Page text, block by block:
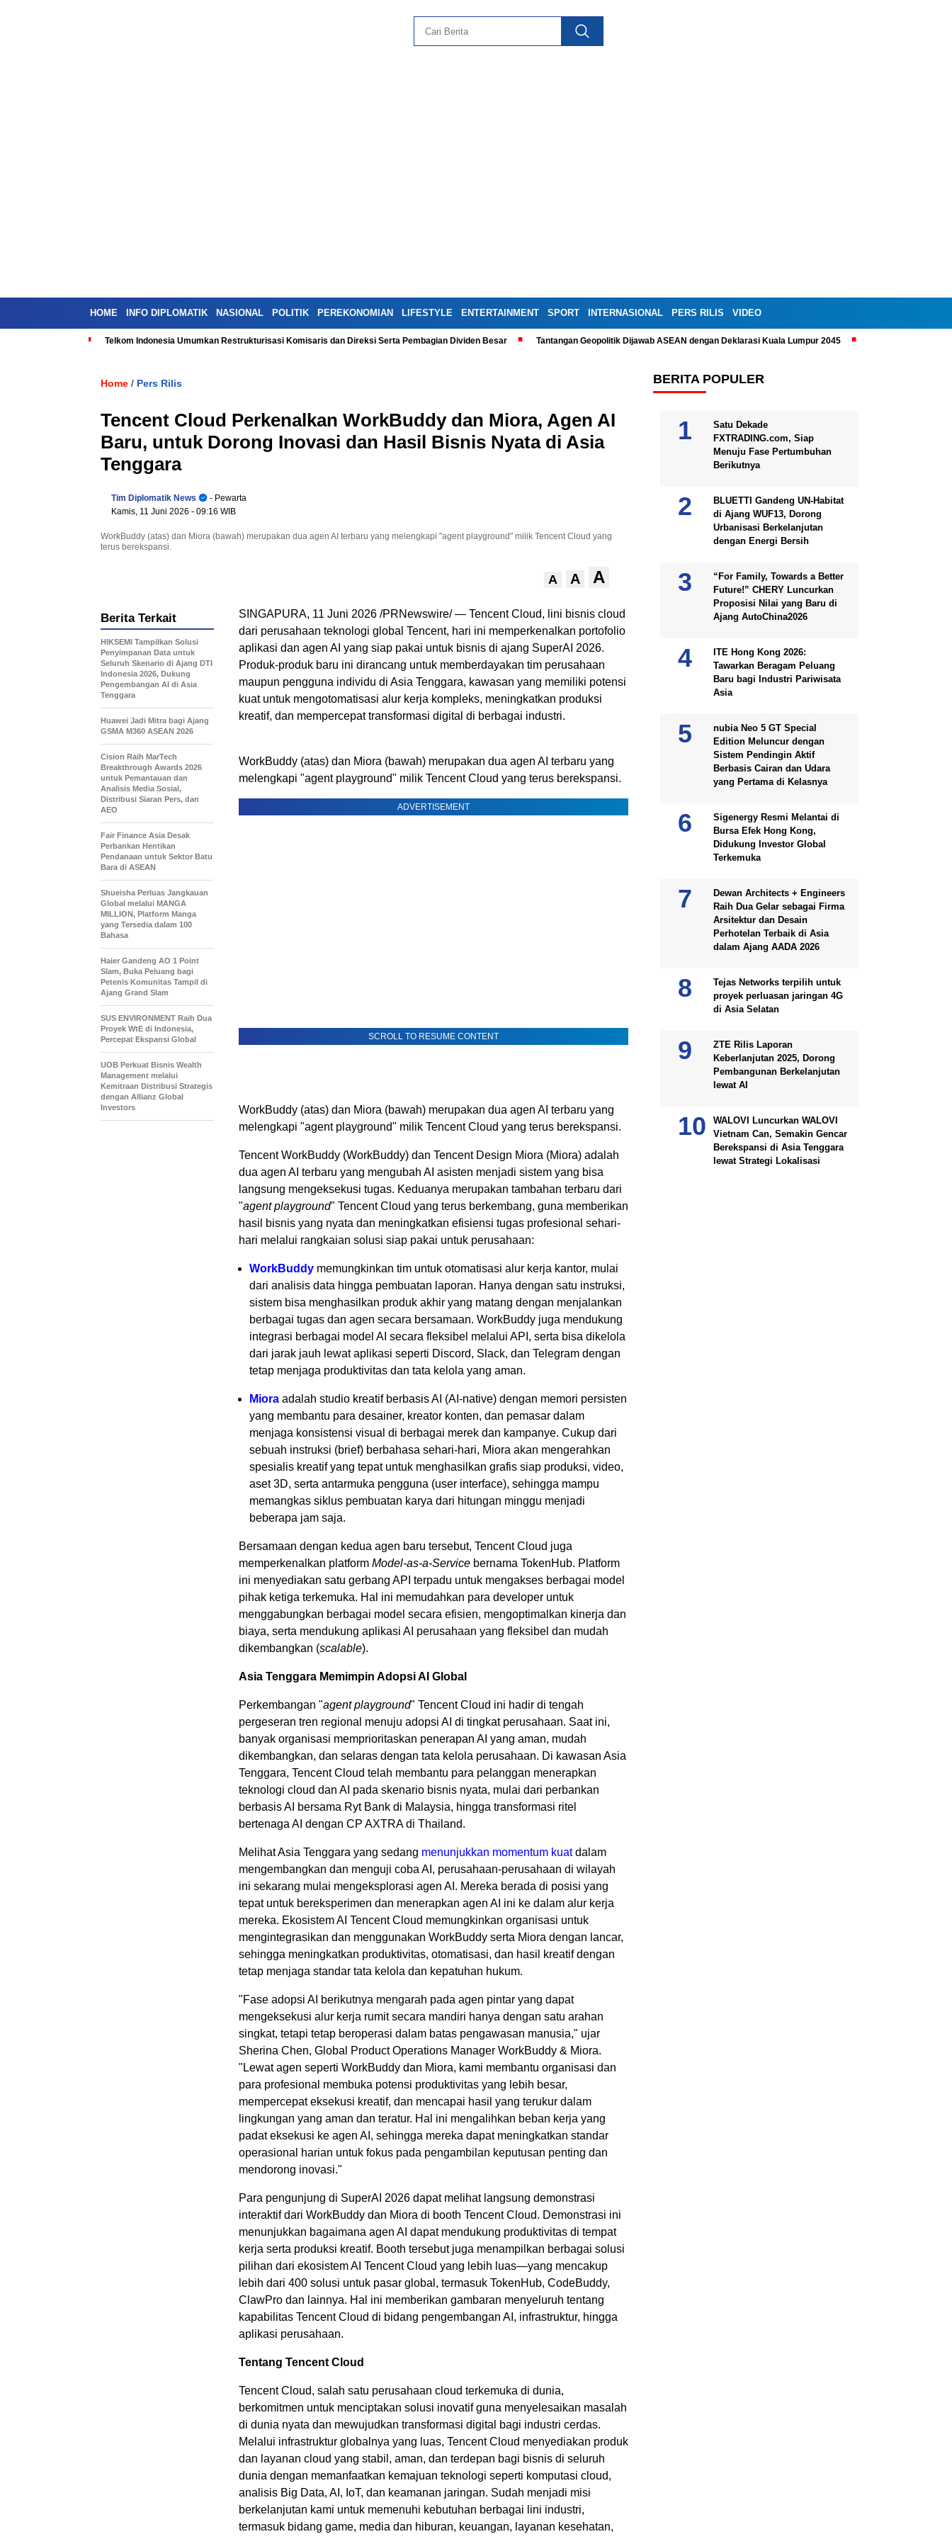
HOME INFO DIPLOMATIK NASIONAL POLITIK PEREKONOMIAN LIFESTYLE ENTERTAINMENT SPORT INTERNASIONAL PERS RILIS VIDEO
Telkom Indonesia Umumkan Restrukturisasi Komisaris dan Direksi Serta Pembagian Dividen Besar Tantangan Geopolitik Dijawab ASEAN dengan Deklarasi Kuala Lumpur 2045
Home / Pers Rilis
Tencent Cloud Perkenalkan WorkBuddy dan Miora, Agen AI
Baru, untuk Dorong Inovasi dan Hasil Bisnis Nyata di Asia
Tenggara
Tim Diplomatik News
- Pewarta
Kamis, 11 Juni 2026 - 09:16 WIB
WorkBuddy (atas) dan Miora (bawah) merupakan dua agen AI terbaru yang melengkapi "agent playground" milik Tencent Cloud yang
terus berekspansi.
A A A
SINGAPURA, 11 Juni 2026 /PRNewswire/ — Tencent Cloud, lini bisnis cloud
dari perusahaan teknologi global Tencent, hari ini memperkenalkan portofolio
aplikasi dan agen AI yang siap pakai untuk bisnis di ajang SuperAI 2026.
Produk-produk baru ini dirancang untuk memberdayakan tim perusahaan
maupun pengguna individu di Asia Tenggara, kawasan yang memiliki potensi
kuat untuk mengotomatisasi alur kerja kompleks, meningkatkan produksi
kreatif, dan mempercepat transformasi digital di berbagai industri.
WorkBuddy (atas) dan Miora (bawah) merupakan dua agen AI terbaru yang
melengkapi "agent playground" milik Tencent Cloud yang terus berekspansi.
ADVERTISEMENT
SCROLL TO RESUME CONTENT
WorkBuddy (atas) dan Miora (bawah) merupakan dua agen AI terbaru yang
melengkapi "agent playground" milik Tencent Cloud yang terus berekspansi.
Tencent WorkBuddy (WorkBuddy) dan Tencent Design Miora (Miora) adalah
dua agen AI terbaru yang mengubah AI asisten menjadi sistem yang bisa
langsung mengeksekusi tugas. Keduanya merupakan tambahan terbaru dari
"agent playground" Tencent Cloud yang terus berkembang, guna memberikan
hasil bisnis yang nyata dan meningkatkan efisiensi tugas profesional sehari-
hari melalui rangkaian solusi siap pakai untuk perusahaan:
WorkBuddy memungkinkan tim untuk otomatisasi alur kerja kantor, mulai
dari analisis data hingga pembuatan laporan. Hanya dengan satu instruksi,
sistem bisa menghasilkan produk akhir yang matang dengan menjalankan
berbagai tugas dan agen secara bersamaan. WorkBuddy juga mendukung
integrasi berbagai model AI secara fleksibel melalui API, serta bisa dikelola
dari jarak jauh lewat aplikasi seperti Discord, Slack, dan Telegram dengan
tetap menjaga produktivitas dan tata kelola yang aman.
Miora adalah studio kreatif berbasis AI (AI-native) dengan memori persisten
yang membantu para desainer, kreator konten, dan pemasar dalam
menjaga konsistensi visual di berbagai merek dan kampanye. Cukup dari
sebuah instruksi (brief) berbahasa sehari-hari, Miora akan mengerahkan
spesialis kreatif yang tepat untuk menghasilkan grafis siap produksi, video,
aset 3D, serta antarmuka pengguna (user interface), sehingga mampu
memangkas siklus pembuatan karya dari hitungan minggu menjadi
beberapa jam saja.
Bersamaan dengan kedua agen baru tersebut, Tencent Cloud juga
memperkenalkan platform Model-as-a-Service bernama TokenHub. Platform
ini menyediakan satu gerbang API terpadu untuk mengakses berbagai model
pihak ketiga terkemuka. Hal ini memudahkan para developer untuk
menggabungkan berbagai model secara efisien, mengoptimalkan kinerja dan
biaya, serta mendukung aplikasi AI perusahaan yang fleksibel dan mudah
dikembangkan (scalable).
Asia Tenggara Memimpin Adopsi AI Global
Perkembangan "agent playground" Tencent Cloud ini hadir di tengah
pergeseran tren regional menuju adopsi AI di tingkat perusahaan. Saat ini,
banyak organisasi memprioritaskan penerapan AI yang aman, mudah
dikembangkan, dan selaras dengan tata kelola perusahaan. Di kawasan Asia
Tenggara, Tencent Cloud telah membantu para pelanggan menerapkan
teknologi cloud dan AI pada skenario bisnis nyata, mulai dari perbankan
berbasis AI bersama Ryt Bank di Malaysia, hingga transformasi ritel
bertenaga AI dengan CP AXTRA di Thailand.
Melihat Asia Tenggara yang sedang menunjukkan momentum kuatdalam
mengembangkan dan menguji coba AI, perusahaan-perusahaan di wilayah
ini sekarang mulai mengeksplorasi agen AI. Mereka berada di posisi yang
tepat untuk bereksperimen dan menerapkan agen AI ini ke dalam alur kerja
mereka. Ekosistem AI Tencent Cloud memungkinkan organisasi untuk
mengintegrasikan dan menggunakan WorkBuddy serta Miora dengan lancar,
sehingga meningkatkan produktivitas, otomatisasi, dan hasil kreatif dengan
tetap menjaga standar tata kelola dan kepatuhan hukum.
"Fase adopsi AI berikutnya mengarah pada agen pintar yang dapat
mengeksekusi alur kerja rumit secara mandiri hanya dengan satu arahan
singkat, tetapi tetap beroperasi dalam batas pengawasan manusia," ujar
Sherina Chen, Global Product Operations Manager WorkBuddy & Miora.
"Lewat agen seperti WorkBuddy dan Miora, kami membantu organisasi dan
para profesional membuka potensi produktivitas yang lebih besar,
mempercepat eksekusi kreatif, dan mencapai hasil yang terukur dalam
lingkungan yang aman dan teratur. Hal ini mengalihkan beban kerja yang
padat eksekusi ke agen AI, sehingga mereka dapat meningkatkan standar
operasional harian untuk fokus pada pengambilan keputusan penting dan
mendorong inovasi."
Para pengunjung di SuperAI 2026 dapat melihat langsung demonstrasi
interaktif dari WorkBuddy dan Miora di booth Tencent Cloud. Demonstrasi ini
menunjukkan bagaimana agen AI dapat mendukung produktivitas di tempat
kerja serta produksi kreatif. Booth tersebut juga menampilkan berbagai solusi
pilihan dari ekosistem AI Tencent Cloud yang lebih luas—yang mencakup
lebih dari 400 solusi untuk pasar global, termasuk TokenHub, CodeBuddy,
ClawPro dan lainnya. Hal ini memberikan gambaran menyeluruh tentang
kapabilitas Tencent Cloud di bidang pengembangan AI, infrastruktur, hingga
aplikasi perusahaan.
Tentang Tencent Cloud
Tencent Cloud, salah satu perusahaan cloud terkemuka di dunia,
berkomitmen untuk menciptakan solusi inovatif guna menyelesaikan masalah
di dunia nyata dan mewujudkan transformasi digital bagi industri cerdas.
Melalui infrastruktur globalnya yang luas, Tencent Cloud menyediakan produk
dan layanan cloud yang stabil, aman, dan terdepan bagi bisnis di seluruh
dunia dengan memanfaatkan kemajuan teknologi seperti komputasi cloud,
analisis Big Data, AI, IoT, dan keamanan jaringan. Sudah menjadi misi
berkelanjutan kami untuk memenuhi kebutuhan berbagai lini industri,
termasuk bidang game, media dan hiburan, keuangan, layanan kesehatan,
Berita Terkait
HIKSEMI Tampilkan Solusi
Penyimpanan Data untuk
Seluruh Skenario di Ajang DTI
Indonesia 2026, Dukung
Pengembangan AI di Asia
Tenggara
Huawei Jadi Mitra bagi Ajang
GSMA M360 ASEAN 2026
Cision Raih MarTech
Breakthrough Awards 2026
untuk Pemantauan dan
Analisis Media Sosial,
Distribusi Siaran Pers, dan
AEO
Fair Finance Asia Desak
Perbankan Hentikan
Pendanaan untuk Sektor Batu
Bara di ASEAN
Shueisha Perluas Jangkauan
Global melalui MANGA
MILLION, Platform Manga
yang Tersedia dalam 100
Bahasa
Haier Gandeng AO 1 Point
Slam, Buka Peluang bagi
Petenis Komunitas Tampil di
Ajang Grand Slam
SUS ENVIRONMENT Raih Dua
Proyek WtE di Indonesia,
Percepat Ekspansi Global
UOB Perkuat Bisnis Wealth
Management melalui
Kemitraan Distribusi Strategis
dengan Allianz Global
Investors
BERITA POPULER
Satu Dekade
FXTRADING.com, Siap
Menuju Fase Pertumbuhan
Berikutnya
BLUETTI Gandeng UN-Habitat
di Ajang WUF13, Dorong
Urbanisasi Berkelanjutan
dengan Energi Bersih
“For Family, Towards a Better
Future!” CHERY Luncurkan
Proposisi Nilai yang Baru di
Ajang AutoChina2026
ITE Hong Kong 2026:
Tawarkan Beragam Peluang
Baru bagi Industri Pariwisata
Asia
nubia Neo 5 GT Special
Edition Meluncur dengan
Sistem Pendingin Aktif
Berbasis Cairan dan Udara
yang Pertama di Kelasnya
Sigenergy Resmi Melantai di
Bursa Efek Hong Kong,
Didukung Investor Global
Terkemuka
Dewan Architects + Engineers
Raih Dua Gelar sebagai Firma
Arsitektur dan Desain
Perhotelan Terbaik di Asia
dalam Ajang AADA 2026
Tejas Networks terpilih untuk
proyek perluasan jaringan 4G
di Asia Selatan
ZTE Rilis Laporan
Keberlanjutan 2025, Dorong
Pembangunan Berkelanjutan
lewat AI
WALOVI Luncurkan WALOVI
Vietnam Can, Semakin Gencar
Berekspansi di Asia Tenggara
lewat Strategi Lokalisasi